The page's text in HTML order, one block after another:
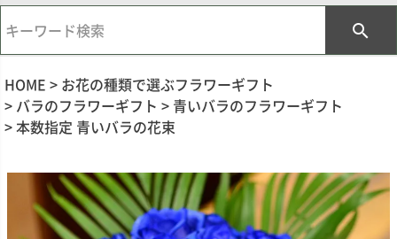
HOME
お花の種類で選ぶフラワーギフト
バラのフラワーギフト
青いバラのフラワーギフト
本数指定 青いバラの花束